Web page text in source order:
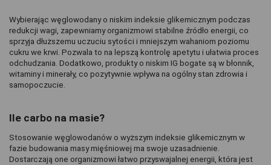
Wybierając węglowodany o niskim indeksie glikemicznym podczas
redukcji wagi, zapewniamy organizmowi stabilne źródło energii, co
sprzyja dłuższemu uczuciu sytości i mniejszym wahaniom poziomu
cukru we krwi. Pozwala to na lepszą kontrolę apetytu i ułatwia proces
odchudzania. Dodatkowo, produkty o niskim IG bogate są w błonnik,
witaminy i minerały, co pozytywnie wpływa na ogólny stan zdrowia i
samopoczucie.
Ile carbo na masie?
Stosowanie węglowodanów o wyższym indeksie glikemicznym w
fazie budowania masy mięśniowej ma swoje uzasadnienie.
Dostarczają one organizmowi łatwo przyswajalnej energii, która jest